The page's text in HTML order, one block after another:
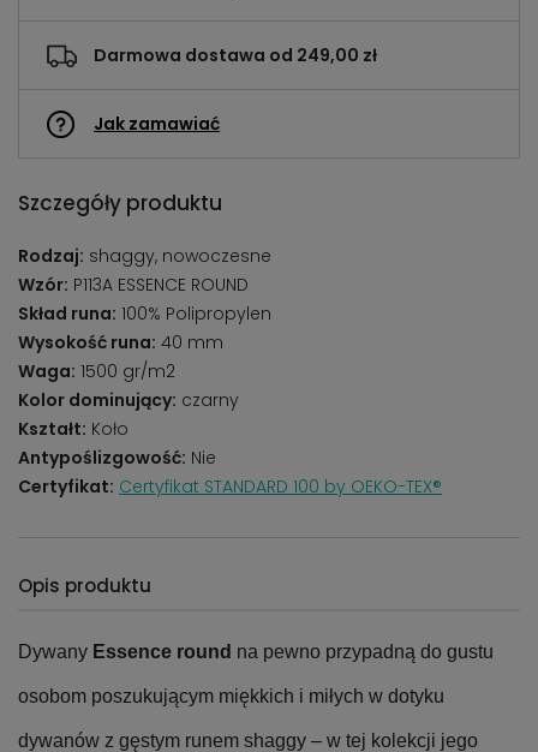
Darmowa dostawa od 249,00 zł
Jak zamawiać
Szczegóły produktu
Rodzaj: shaggy, nowoczesne
Wzór: P113A ESSENCE ROUND
Skład runa: 100% Polipropylen
Wysokość runa: 40 mm
Waga: 1500 gr/m2
Kolor dominujący: czarny
Kształt: Koło
Antypoślizgowość: Nie
Certyfikat: Certyfikat STANDARD 100 by OEKO-TEX®
Opis produktu
Dywany Essence round na pewno przypadną do gustu
osobom poszukującym miękkich i miłych w dotyku
dywanów z gęstym runem shaggy – w tej kolekcji jego